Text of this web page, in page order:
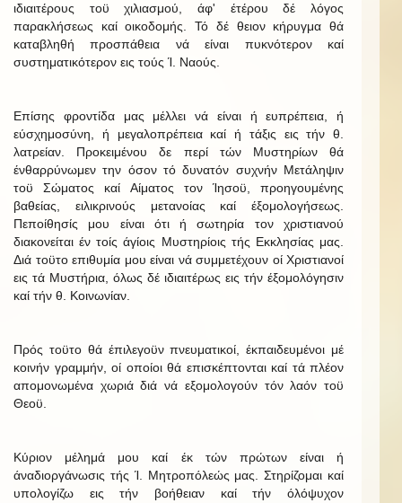
ιδιαιτέρους τοϋ χιλιασμού, άφ' έτέρου δέ λόγος
παρακλήσεως καί οικοδομής. Τό δέ θειον κήρυγμα θά
καταβληθή προσπάθεια νά είναι πυκνότερον καί
συστηματικότερον εις τούς Ί. Ναούς.
Επίσης φροντίδα μας μέλλει νά είναι ή ευπρέπεια, ή
εύσχημοσύνη, ή μεγαλοπρέπεια καί ή τάξις εις τήν θ.
λατρείαν. Προκειμένου δε περί τών Μυστηρίων θά
ένθαρρύνωμεν την όσον τό δυνατόν συχνήν Μετάληψιν
τοϋ Σώματος καί Αίματος τον Ίησοϋ, προηγουμένης
βαθείας, ειλικρινούς μετανοίας καί έξομολογήσεως.
Πεποίθησίς μου είναι ότι ή σωτηρία τον χριστιανού
διακονείται έν τοίς άγίοις Μυστηρίοις τής Εκκλησίας μας.
Διά τοϋτο επιθυμία μου είναι νά συμμετέχουν οί Χριστιανοί
εις τά Μυστήρια, όλως δέ ιδιαιτέρως εις τήν έξομολόγησιν
καί τήν θ. Κοινωνίαν.
Πρός τοϋτο θά έπιλεγοϋν πνευματικοί, έκπαιδευμένοι μέ
κοινήν γραμμήν, οί οποίοι θά επισκέπτονται καί τά πλέον
απομονωμένα χωριά διά νά εξομολογούν τόν λαόν τοϋ
Θεοϋ.
Κύριον μέλημά μου καί έκ τών πρώτων είναι ή
άναδιοργάνωσις τής Ί. Μητροπόλεώς μας. Στηρίζομαι καί
υπολογίζω εις τήν βοήθειαν καί τήν όλόψυχον